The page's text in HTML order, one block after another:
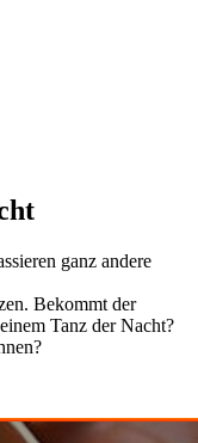
ganz andere
Bekommt der
Tanz der Nacht?